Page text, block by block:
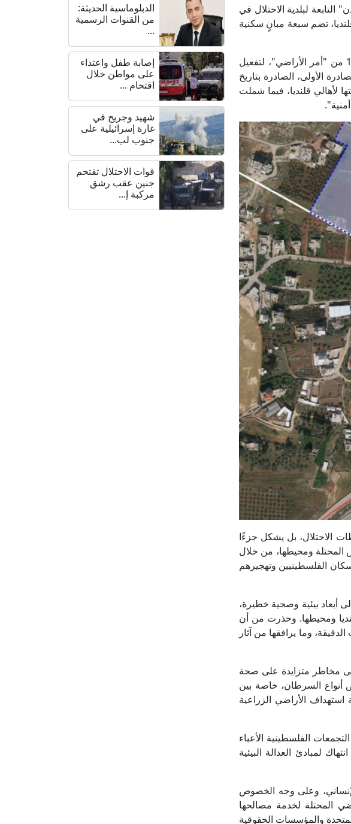
شركة "عيدن" التابعة لبلدية الاحتلال في
حيث اقترحت الشركة قطعة أرض تبلغ مساحتها 130 دونمًا في قلنديا، تضم سبعة مبانٍ سكنية
وأضافت أن وزير مالية الاحتلال بتسلئيل سموتريتش وقّع في نيسان 2025 إخطارًا بموجب المادة 19 من "أمر الأراضي"، لتفعيل
وتشمل المصادرة الأولى، الصادرة بتاريخ
في "عطروت"، منها 390 دونمًا تعود ملكيتها لأهالي قلنديا، فيما شملت
الاحتلال، بل يشكل جزءًا
المحتلة ومحيطها، من خلال
الفلسطينيين وتهجيرهم
أبعاد بيئية وصحية خطيرة،
ومحيطها. وحذرت من أن
وما يرافقها من آثار
مخاطر متزايدة على صحة
أنواع السرطان، خاصة بين
استهداف الأراضي الزراعية
الفلسطينية الأعباء
لمبادئ العدالة البيئية
وعلى وجه الخصوص
المحتلة لخدمة مصالحها
والمؤسسات الحقوقية
الدبلوماسية الحديثة:
من القنوات الرسمية
...
إصابة طفل واعتداء
على مواطن خلال
اقتحام ...
شهيد وجريح في
غارة إسرائيلية على
جنوب لب...
قوات الاحتلال تقتحم
جنين عقب رشق
مركبة إ...